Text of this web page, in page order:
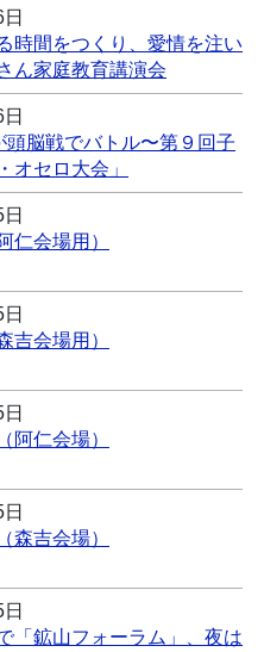
時間をつくり、愛情を注い
ん家庭教育講演会
頭脳戦でバトル〜第９回子
オセロ大会」
仁会場用）
吉会場用）
阿仁会場）
森吉会場）
「鉱山フォーラム」、夜は